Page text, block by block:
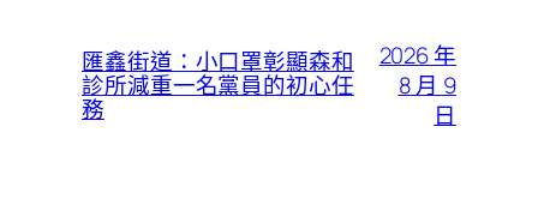
匯鑫街道：小口罩彰顯森和
診所減重一名黨員的初心任
務
2026 年
8 月 9
日